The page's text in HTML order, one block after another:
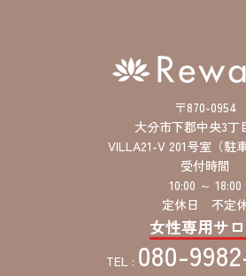
〒870-0954
大分市下郡中央3丁
VILLA21-V 201号室（駐
受付時間
10:00 ～ 18:00
定休日 不定
女性専用サ
TEL : 080-